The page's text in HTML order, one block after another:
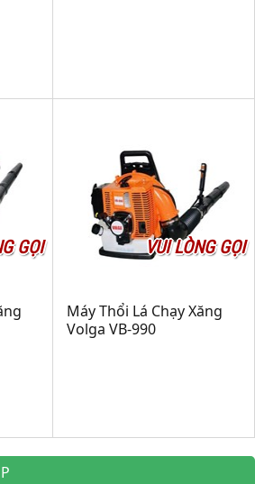
GỌI VUI LÒNG GỌI
Máy Thổi Lá Chạy Xăng
Volga VB-990